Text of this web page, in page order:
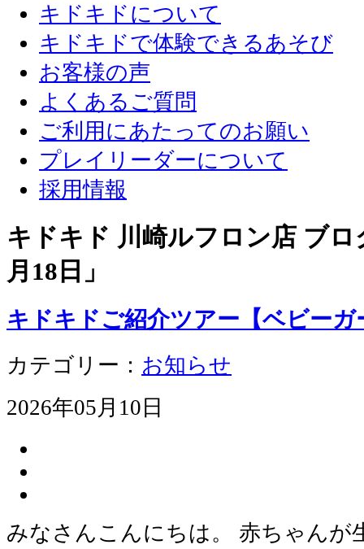
キドキドについて
キドキドで体験できるあそび
お客様の声
よくあるご質問
ご利用にあたってのお願い
プレイリーダーについて
採用情報
キドキド 川崎ルフロン店 ブ
月18日 」
キドキドご紹介ツアー【ベビーガ
カテゴリー： お知らせ
2026年05月10日
みなさんこんにちは。 赤ちゃんが